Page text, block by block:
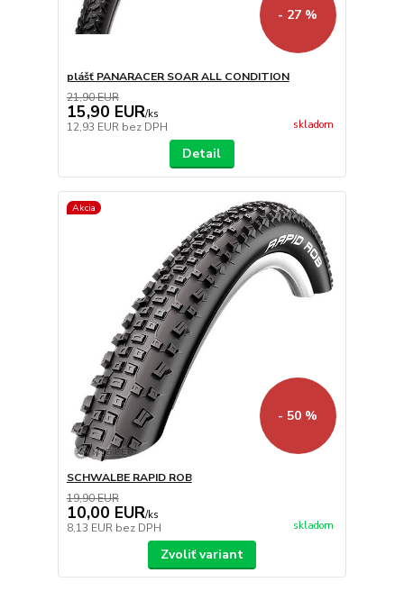
- 27 %
plášť PANARACER SOAR ALL CONDITION
21,90 EUR
15,90 EUR/ks
12,93 EUR bez DPH skladom
Detail
Akcia
- 50 %
SCHWALBE RAPID ROB
19,90 EUR
10,00 EUR/ks
8,13 EUR bez DPH skladom
Zvoliť variant